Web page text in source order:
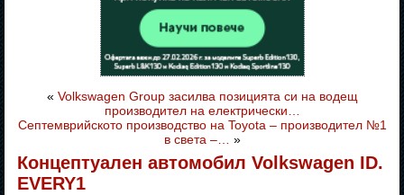
« Volkswagen Group засилва позицията си на водещ
производител на електрически…
Септемврийското производство на Toyota – производител №1
в света –… »
Концептуален автомобил Volkswagen ID.
EVERY1